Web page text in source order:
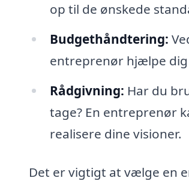
op til de ønskede
Budgethåndtering:
entreprenør hjælpe dig
Rådgivning: Har du
tage? En entreprenør
realisere dine visioner.
Det er vigtigt at vælge en